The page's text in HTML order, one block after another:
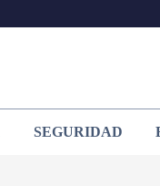
SEGURIDAD